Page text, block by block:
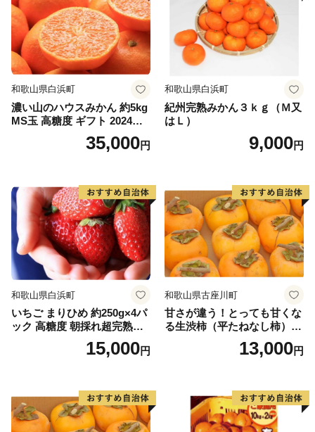
和歌山県白浜町
濃い山のハウスみかん 約5kg
MS玉 高糖度 ギフト 2024年7
35,000円
和歌山県白浜町
紀州完熟みかん３ｋｇ（Ｍ又
はＬ）
9,000円
和歌山県白浜町
いちご まりひめ 約250g×4パ
ック 高糖度 朝採れ超完熟ま
りひめ 1月以降発送分
15,000円
和歌山県古座川町
甘さが違う！とっても甘くな
る生渋柿（平たねなし柿）吊
ップ付付約1.5～2kg 約6～1
017B】
13,000円